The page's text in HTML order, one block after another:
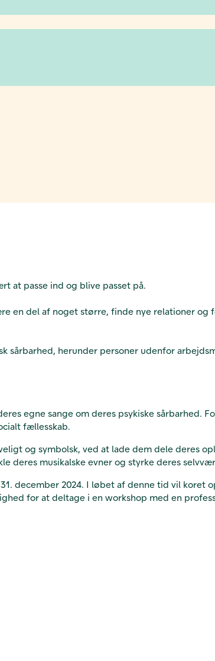
at passe ind og blive passet på.
en del af noget større, finde nye relationer
sårbarhed, herunder personer udenfor
egne sange om deres psykiske sårbarhed.
fællesskab.
og symbolsk, ved at lade dem dele deres
deres musikalske evner og styrke deres
december 2024. I løbet af denne tid vil
for at deltage i en workshop med en